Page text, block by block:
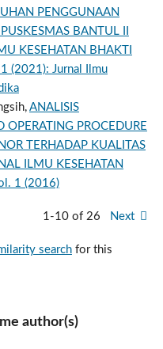
PENGGUNAAN
BANTUL II
KESEHATAN BHAKTI
(2021): Jurnal Ilmu
ANALISIS
OPERATING PROCEDURE
TERHADAP KUALITAS
ILMU KESEHATAN
1 (2016)
1-10 of 26 Next
searchfor this
author(s)